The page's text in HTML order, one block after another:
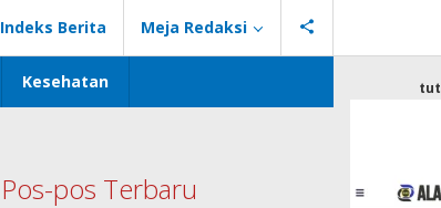
Indeks Berita Meja Redaksi
Kesehatan
Pos-pos Terbaru